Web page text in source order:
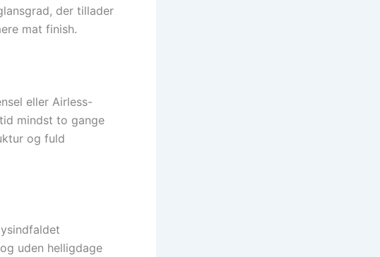
der tillader
mat finish.
eller Airless-
mindst to gange
og fuld
uden helligdage